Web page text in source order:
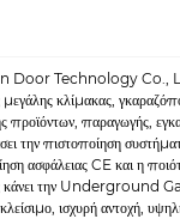
Technology Co., Ltd.
κλίμακας,
προϊόντων, παραγωγής,
την πιστοποίηση
ασφάλειας CE και η
κάνει την
ισχυρή αντοχή,